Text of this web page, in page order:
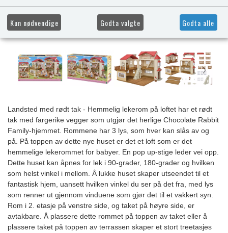
Landsted med rødt tak - Hemmelig lekerom på loftet har et rødt
tak med fargerike vegger som utgjør det herlige Chocolate Rabbit
Family-hjemmet. Rommene har 3 lys, som hver kan slås av og
på. På toppen av dette nye huset er det et loft som er det
hemmelige lekerommet for babyer. En pop up-stige leder vei opp.
Dette huset kan åpnes for lek i 90-grader, 180-grader og hvilken
som helst vinkel i mellom. Å lukke huset skaper utseendet til et
fantastisk hjem, uansett hvilken vinkel du ser på det fra, med lys
som renner ut gjennom vinduene som gjør det til et vakkert syn.
Rom i 2. etasje på venstre side, og taket på høyre side, er
avtakbare. Å plassere dette rommet på toppen av taket eller å
plassere taket på toppen av terrassen skaper et stort treetasjes
Kun nødvendige Godta valgte Godta alle